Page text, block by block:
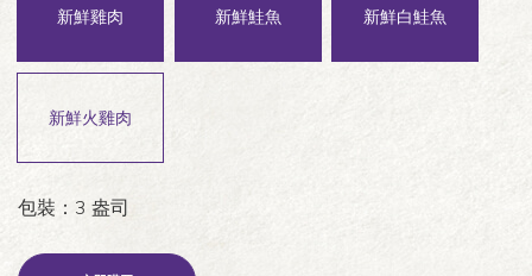
新鮮雞肉 新鮮鮭魚 新鮮白鮭魚
新鮮火雞肉
包裝：3 盎司